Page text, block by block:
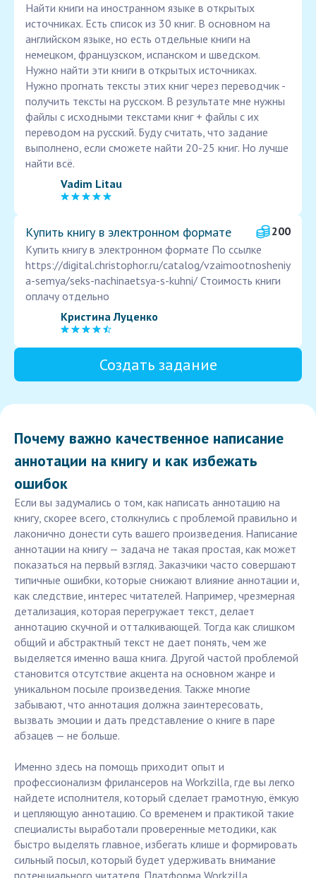
Найти книги на иностранном языке в открытых
источниках. Есть список из 30 книг. В основном на
английском языке, но есть отдельные книги на
немецком, французском, испанском и шведском.
Нужно найти эти книги в открытых источниках.
Нужно прогнать тексты этих книг через переводчик -
получить тексты на русском. В результате мне нужны
файлы с исходными текстами книг + файлы с их
переводом на русский. Буду считать, что задание
выполнено, если сможете найти 20-25 книг. Но лучше
найти всë.
Vadim Litau
Купить книгу в электронном формате
200
Купить книгу в электронном формате По ссылке
https://digital.christophor.ru/catalog/vzaimootnosheniy
a-semya/seks-nachinaetsya-s-kuhni/ Стоимость книги
оплачу отдельно
Кристина Луценко
Создать задание
Почему важно качественное написание
аннотации на книгу и как избежать
ошибок
Если вы задумались о том, как написать аннотацию на
книгу, скорее всего, столкнулись с проблемой правильно и
лаконично донести суть вашего произведения. Написание
аннотации на книгу — задача не такая простая, как может
показаться на первый взгляд. Заказчики часто совершают
типичные ошибки, которые снижают влияние аннотации и,
как следствие, интерес читателей. Например, чрезмерная
детализация, которая перегружает текст, делает
аннотацию скучной и отталкивающей. Тогда как слишком
общий и абстрактный текст не дает понять, чем же
выделяется именно ваша книга. Другой частой проблемой
становится отсутствие акцента на основном жанре и
уникальном посыле произведения. Также многие
забывают, что аннотация должна заинтересовать,
вызвать эмоции и дать представление о книге в паре
абзацев — не больше.
Именно здесь на помощь приходит опыт и
профессионализм фрилансеров на Workzilla, где вы легко
найдете исполнителя, который сделает грамотную, ёмкую
и цепляющую аннотацию. Со временем и практикой такие
специалисты выработали проверенные методики, как
быстро выделять главное, избегать клише и формировать
сильный посыл, который будет удерживать внимание